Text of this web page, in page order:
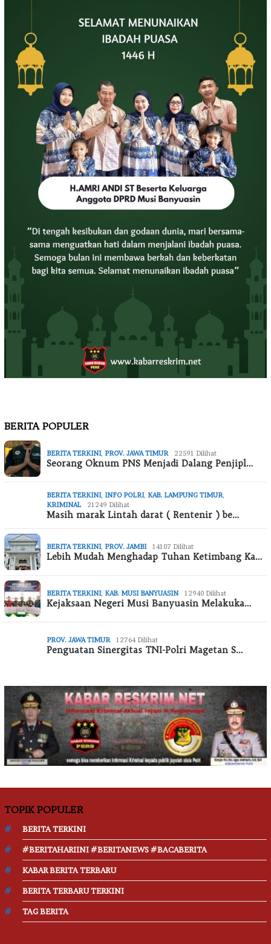
BERITA POPULER
BERITA TERKINI, PROV. JAWA TIMUR 22591 Dilihat
Seorang Oknum PNS Menjadi Dalang Penjipl…
BERITA TERKINI, INFO POLRI, KAB. LAMPUNG TIMUR,
KRIMINAL
21249 Dilihat
Masih marak Lintah darat ( Rentenir ) be…
BERITA TERKINI, PROV. JAMBI 14107 Dilihat
Lebih Mudah Menghadap Tuhan Ketimbang Ka…
BERITA TERKINI, KAB. MUSI BANYUASIN 12940 Dilihat
Kejaksaan Negeri Musi Banyuasin Melakuka…
PROV. JAWA TIMUR 12764 Dilihat
Penguatan Sinergitas TNI-Polri Magetan S…
TOPIK POPULER
BERITA TERKINI
#BERITAHARIINI #BERITANEWS #BACABERITA
KABAR BERITA TERBARU
BERITA TERBARU TERKINI
TAG BERITA